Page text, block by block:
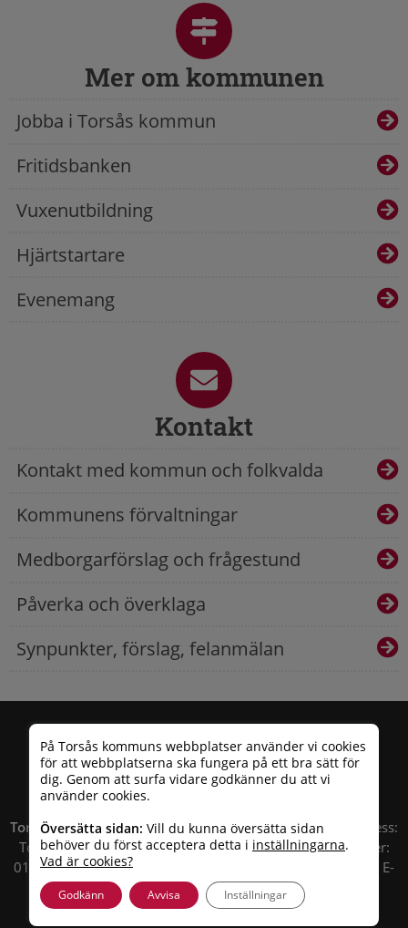
På Torsås kommuns webbplatser använder vi cookies
för att webbplatserna ska fungera på ett bra sätt för
dig. Genom att surfa vidare godkänner du att vi
använder cookies.
Översätta sidan: Vill du kunna översätta sidan
behöver du först acceptera detta i inställningarna.
Vad är cookies?
Godkänn Avvisa Inställningar
Mer om kommunen
Jobba i Torsås kommun
Fritidsbanken
Vuxenutbildning
Hjärtstartare
Evenemang
Kontakt
Kontakt med kommun och folkvalda
Kommunens förvaltningar
Medborgarförslag och frågestund
Påverka och överklaga
Synpunkter, förslag, felanmälan
Torsås kommun| Besöksadress: Allfargatan 26 | Postadress:
Torsås kommun, Box 503, 385 25 Torsås Telefonnummer:
010 – 35 33 100 | Organisationsnummer: 212000-0696 | E-
post:info@torsas.se|Tillgänglighetsredogörelse